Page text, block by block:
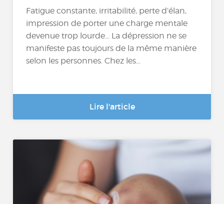
Fatigue constante, irritabilité, perte d’élan,
impression de porter une charge mentale
devenue trop lourde… La dépression ne se
manifeste pas toujours de la même manière
selon les personnes. Chez les...
Lire l'article